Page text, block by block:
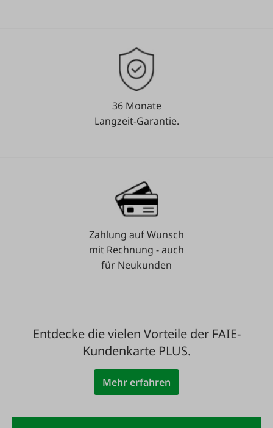
36 Monate
Langzeit-Garantie.
Zahlung auf Wunsch
mit Rechnung - auch
für Neukunden
Entdecke die vielen Vorteile der FAIE-
Kundenkarte PLUS.
Mehr erfahren